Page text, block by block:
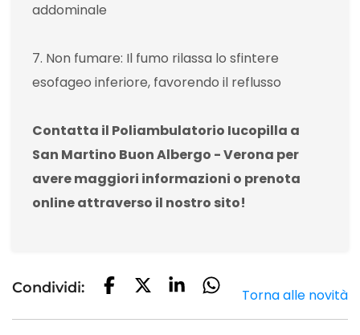
addominale
7. Non fumare: Il fumo rilassa lo sfintere
esofageo inferiore, favorendo il reflusso
Contatta il Poliambulatorio Iucopilla a
San Martino Buon Albergo - Verona per
avere maggiori informazioni o prenota
online attraverso il nostro sito!
Condividi: Torna alle novità